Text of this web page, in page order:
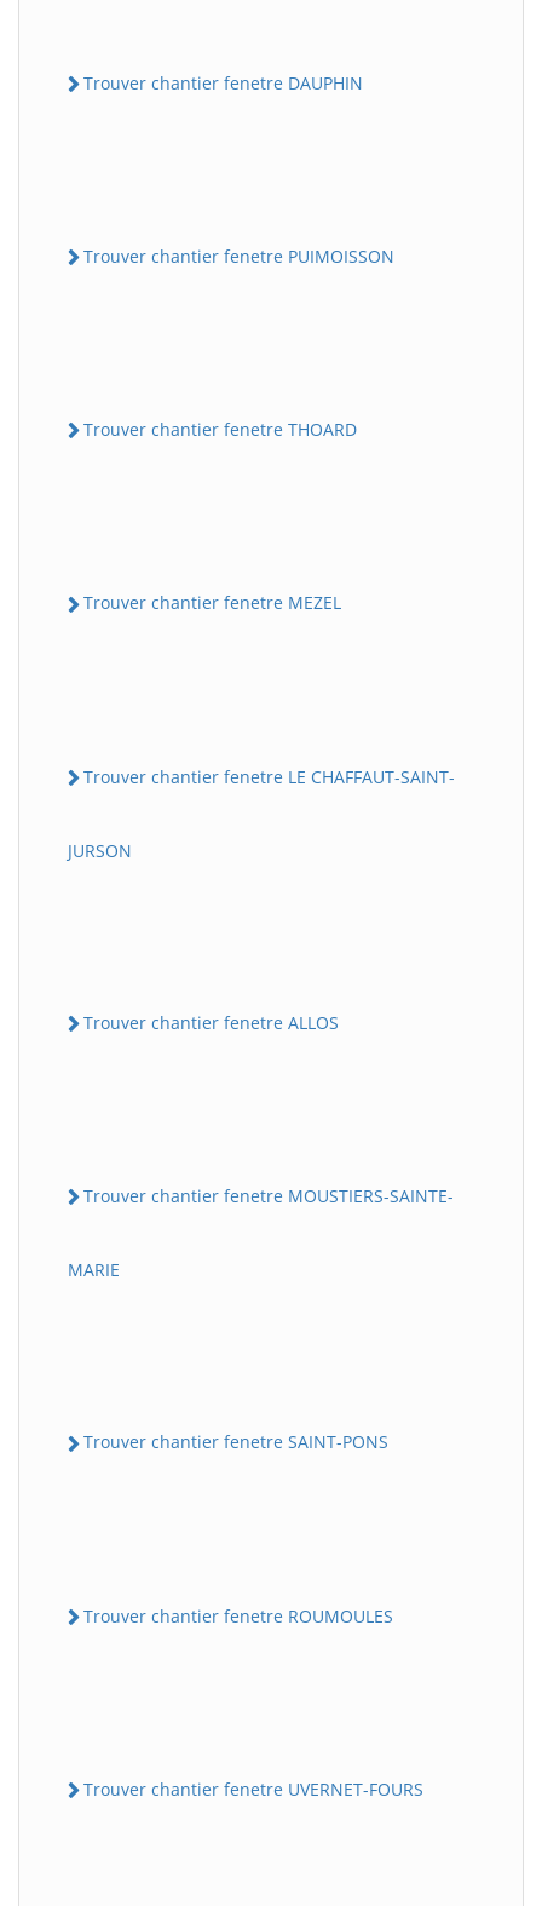
Trouver chantier fenetre DAUPHIN
Trouver chantier fenetre PUIMOISSON
Trouver chantier fenetre THOARD
Trouver chantier fenetre MEZEL
Trouver chantier fenetre LE CHAFFAUT-SAINT-
JURSON
Trouver chantier fenetre ALLOS
Trouver chantier fenetre MOUSTIERS-SAINTE-
MARIE
Trouver chantier fenetre SAINT-PONS
Trouver chantier fenetre ROUMOULES
Trouver chantier fenetre UVERNET-FOURS